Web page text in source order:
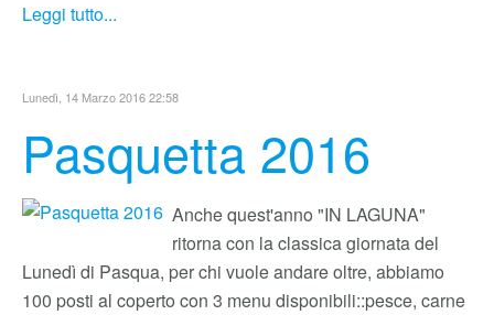
Leggi tutto...
Lunedì, 14 Marzo 2016 22:58
Pasquetta 2016
Anche quest'anno "IN LAGUNA"
ritorna con la classica giornata del
Lunedì di Pasqua, per chi vuole andare oltre, abbiamo
100 posti al coperto con 3 menu disponibili::pesce, carne